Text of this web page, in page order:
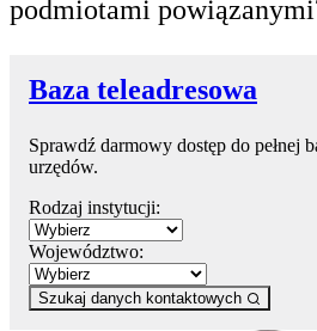
podmiotami
Baza teleadresowa
Sprawdź darmowy dostęp do pełnej
urzędów.
Rodzaj instytucji:
Województwo:
Szukaj danych kontaktowych